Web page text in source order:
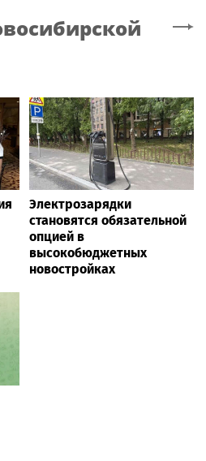
Электрозарядки
становятся обязательной
опцией в
высокобюджетных
новостройках